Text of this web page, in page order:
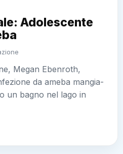
Adolescente
Megan Ebenroth,
da ameba mangia-
un bagno nel lago in